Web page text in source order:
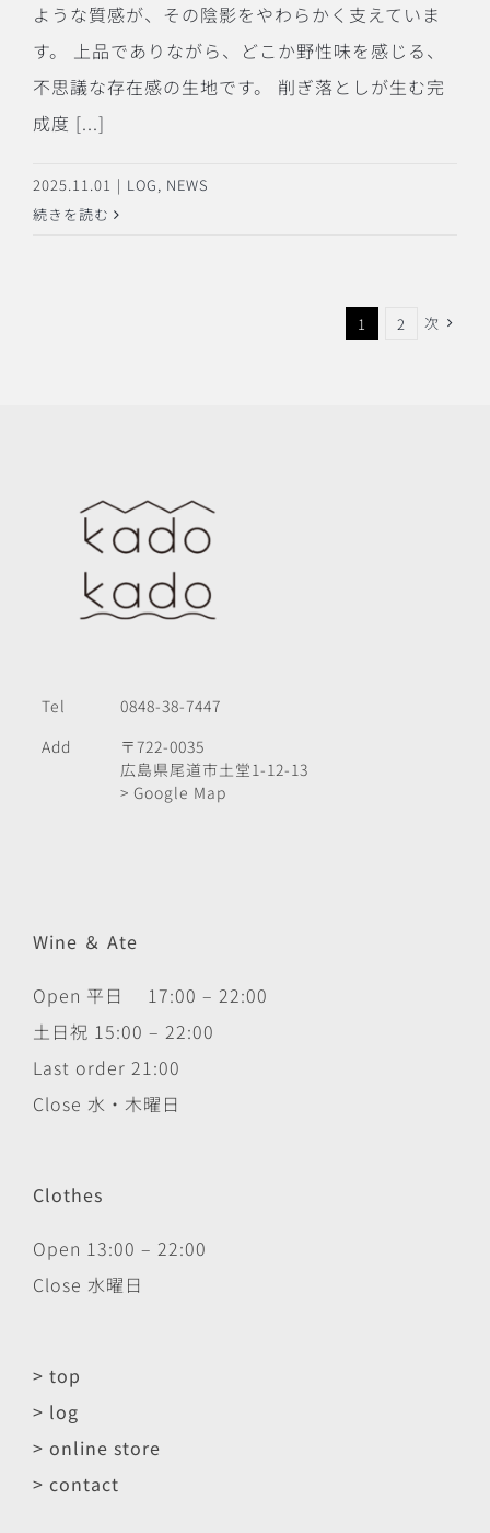
ような質感が、その陰影をやわらかく支えていま
す。 上品でありながら、どこか野性味を感じる、
不思議な存在感の生地です。 削ぎ落としが生む完
成度 [...]
2025.11.01 | LOG, NEWS
続きを読む
1 2 次
Tel
0848-38-7447
Add
〒722-0035
広島県尾道市土堂1-12-13
> Google Map
Wine ＆ Ate
Open 平日 17:00 – 22:00
土日祝 15:00 – 22:00
Last order 21:00
Close 水・木曜日
Clothes
Open 13:00 – 22:00
Close 水曜日
> top
> log
> online store
> contact